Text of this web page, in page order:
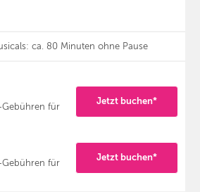
ca. 80 Minuten ohne Pause
Gebühren für
Jetzt buchen*
Gebühren für
Jetzt buchen*